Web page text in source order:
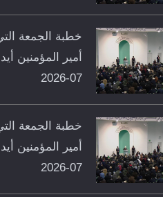
خطبة الجمعة
07-2026
خطبة الجمعة
07-2026